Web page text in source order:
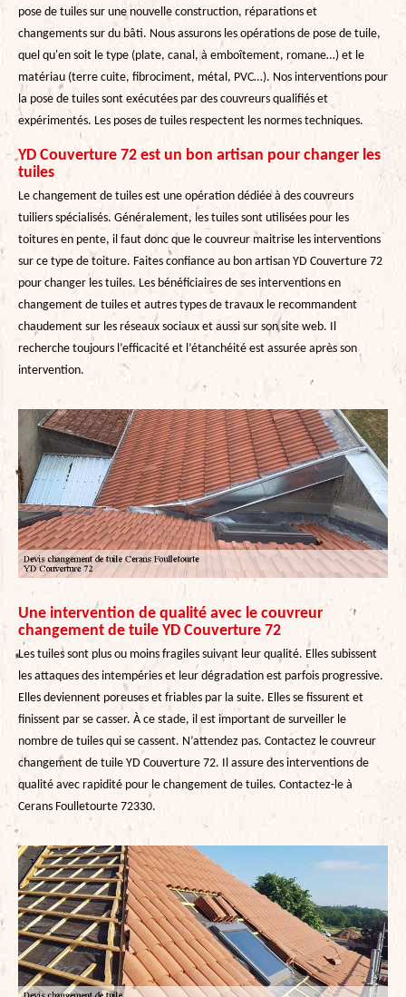
pose de tuiles sur une nouvelle construction, réparations et
changements sur du bâti. Nous assurons les opérations de pose de tuile,
quel qu'en soit le type (plate, canal, à emboîtement, romane…) et le
matériau (terre cuite, fibrociment, métal, PVC…). Nos interventions pour
la pose de tuiles sont exécutées par des couvreurs qualifiés et
expérimentés. Les poses de tuiles respectent les normes techniques.
YD Couverture 72 est un bon artisan pour changer les
tuiles
Le changement de tuiles est une opération dédiée à des couvreurs
tuiliers spécialisés. Généralement, les tuiles sont utilisées pour les
toitures en pente, il faut donc que le couvreur maitrise les interventions
sur ce type de toiture. Faites confiance au bon artisan YD Couverture 72
pour changer les tuiles. Les bénéficiaires de ses interventions en
changement de tuiles et autres types de travaux le recommandent
chaudement sur les réseaux sociaux et aussi sur son site web. Il
recherche toujours l’efficacité et l’étanchéité est assurée après son
intervention.
Une intervention de qualité avec le couvreur
changement de tuile YD Couverture 72
Les tuiles sont plus ou moins fragiles suivant leur qualité. Elles subissent
les attaques des intempéries et leur dégradation est parfois progressive.
Elles deviennent poreuses et friables par la suite. Elles se fissurent et
finissent par se casser. À ce stade, il est important de surveiller le
nombre de tuiles qui se cassent. N’attendez pas. Contactez le couvreur
changement de tuile YD Couverture 72. Il assure des interventions de
qualité avec rapidité pour le changement de tuiles. Contactez-le à
Cerans Foulletourte 72330.